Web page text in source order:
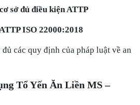
sở đủ điều kiện ATTP
ISO 22000:2018
các quy định của pháp luật về an
Tổ Yến Ăn Liền MS –